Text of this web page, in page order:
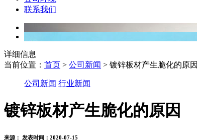
联系我们
详细信息
当前位置： 首页 > 公司新闻 > 镀锌板材产生脆化的原因
公司新闻 行业新闻
镀锌板材产生脆化的原因
来源： 发表时间：2020-07-15